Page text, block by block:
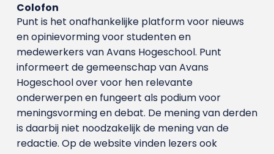
Colofon
Punt is het onafhankelijke platform voor nieuws
en opinievorming voor studenten en
medewerkers van Avans Hoge­school. Punt
informeert de gemeenschap van Avans
Hogeschool over voor hen relevante
onderwerpen en fungeert als podium voor
meningsvorming en debat. De mening van derden
is daarbij niet noodzakelijk de mening van de
redactie. Op de website vinden lezers ook